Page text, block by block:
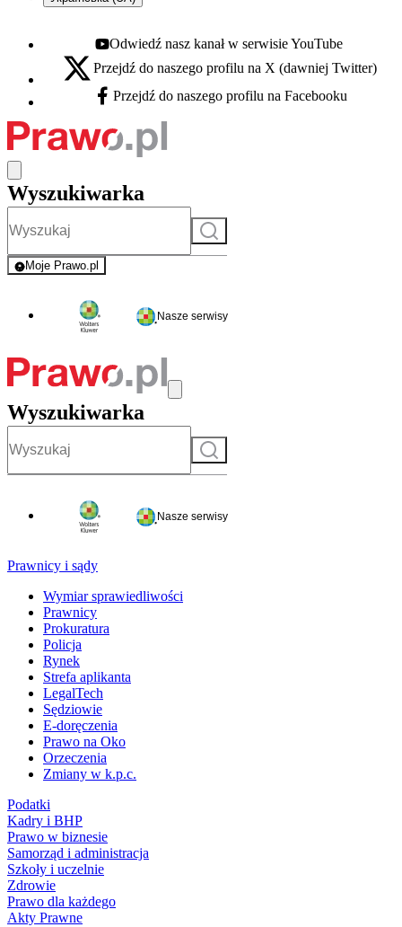
Youtube - otwiera się w nowej karcie
Odwiedź nasz kanał w serwisie YouTube
X - otwiera się w nowej karcie
Przejdź do naszego profilu na X (dawniej Twitter)
Facebook - otwiera się w nowej karcie
Przejdź do naszego profilu na Facebooku
Wyszukiwarka
Szukaj
Moje Prawo.pl
- rejestracja i logowanie do serwisu
Nasze serwisy
Wyszukiwarka
Szukaj
Nasze serwisy
Prawnicy i sądy
Wymiar sprawiedliwości
Prawnicy
Prokuratura
Policja
Rynek
Strefa aplikanta
LegalTech
Sędziowie
E-doręczenia
Prawo na Oko
Orzeczenia
Zmiany w k.p.c.
Podatki
Kadry i BHP
Prawo w biznesie
Samorząd i administracja
Szkoły i uczelnie
Zdrowie
Prawo dla każdego
Akty Prawne